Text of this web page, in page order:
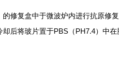
修复盒中于微波炉内进行抗原修
后将玻片置于PBS（PH7.4）中在